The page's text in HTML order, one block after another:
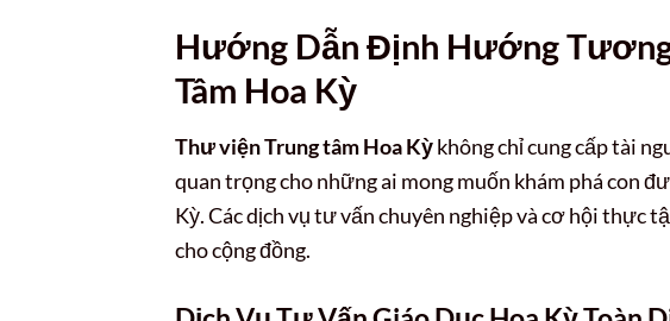
Hướng Dẫn Định Hướng
Tâm Hoa Kỳ
Thư viện Trung tâm Hoa Kỳkhông chỉ cung cấp tài
quan trọng cho những ai mong muốn khám phá con
Kỳ. Các dịch vụ tư vấn chuyên nghiệp và cơ hội thực
cho cộng đồng.